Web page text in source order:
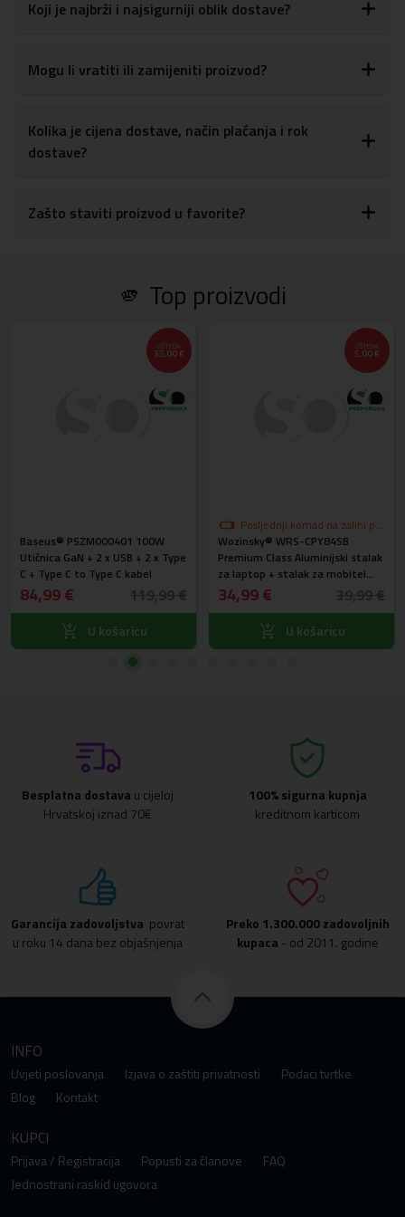
glasnoće, tipki za uključivanje/isključivanje, kao i postavkama za
otisaka prstiju, prašine ili drugih mrlja
Koji je najbrži i najsigurniji oblik dostave?
Mogu li vratiti ili zamijeniti proizvod?
Kolika je cijena dostave, način plaćanja i rok
dostave?
Zašto staviti proizvod u favorite?
🫵 Top proizvodi
UŠTEDA
35,00 €
Baseus® PSZM000401 100W
Utičnica GaN + 2 x USB + 2 x Type
C + Type C to Type C kabel
84,99 €
U košaricu
UŠTEDA
5,00 €
Posljednji komad na zalihi po
akcijskoj cijeni
Wozinsky® WRS-CPY84SB
Premium Class Aluminijski stalak
za laptop + stalak za mobitel
gratis (srebrni)
34,99 €
U košaricu
Besplatna dostava u cijeloj
Hrvatskoj iznad 70€
100% sigurna kupnja
kreditnom karticom
Garancija zadovoljstva povrat
u roku 14 dana bez objašnjenja
Preko 1.300.000 zadovoljnih
kupaca - od 2011. godine
INFO
Uvjeti poslovanja Izjava o zaštiti privatnosti
Podaci tvrtke
Blog
Kontakt
KUPCI
Prijava / Registracija Popusti za članove
FAQ
Jednostrani raskid ugovora